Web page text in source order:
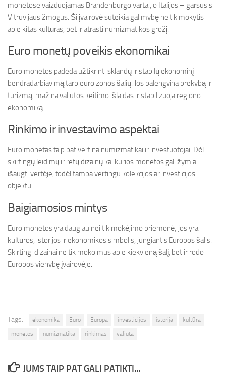
monetose vaizduojamas Brandenburgo vartai, o Italijos – garsusis
Vitruvijaus žmogus. Ši įvairovė suteikia galimybę ne tik mokytis
apie kitas kultūras, bet ir atrasti numizmatikos grožį.
Euro monetų poveikis ekonomikai
Euro monetos padeda užtikrinti sklandų ir stabilų ekonominį
bendradarbiavimą tarp euro zonos šalių. Jos palengvina prekybą ir
turizmą, mažina valiutos keitimo išlaidas ir stabilizuoja regiono
ekonomiką.
Rinkimo ir investavimo aspektai
Euro monetas taip pat vertina numizmatikai ir investuotojai. Dėl
skirtingų leidimų ir retų dizainų kai kurios monetos gali žymiai
išaugti vertėje, todėl tampa vertingu kolekcijos ar investicijos
objektu.
Baigiamosios mintys
Euro monetos yra daugiau nei tik mokėjimo priemonė; jos yra
kultūros, istorijos ir ekonomikos simbolis, jungiantis Europos šalis.
Skirtingi dizainai ne tik moko mus apie kiekvieną šalį, bet ir rodo
Europos vienybę įvairovėje.
Tags: ekonomika Euro Europa investicijos istorija
kultūra
monetos
numizmatika rinkimas valiuta
JUMS TAIP PAT GALI PATIKTI...